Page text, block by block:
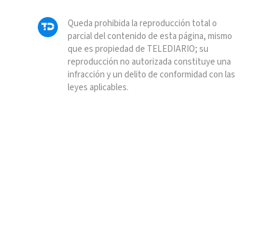
Queda prohibida la reproducción total o
parcial del contenido de esta página, mismo
que es propiedad de TELEDIARIO; su
reproducción no autorizada constituye una
infracción y un delito de conformidad con las
leyes aplicables.